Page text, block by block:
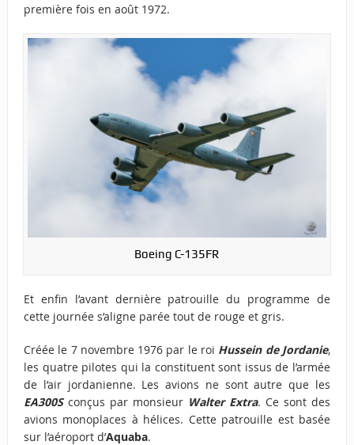
première fois en août 1972.
Boeing C-135FR
Et enfin l’avant dernière patrouille du programme de
cette journée s’aligne parée tout de rouge et gris.
Créée le 7 novembre 1976 par le roi Hussein de Jordanie,
les quatre pilotes qui la constituent sont issus de l’armée
de l’air jordanienne. Les avions ne sont autre que les
EA300Sconçus par monsieur Walter Extra. Ce sont des
avions monoplaces à hélices. Cette patrouille est basée
sur l’aéroport d’Aquaba.